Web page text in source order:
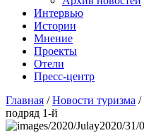
Интервью
Истории
Мнение
Проекты
Отели
Пресс-центр
Главная /Новости туризма /
подряд 1-й